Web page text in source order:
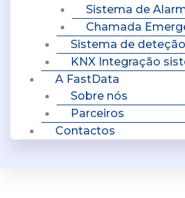
Sistema de
Chamada
Sistema de
KNX Integração
A FastData
Sobre nós
Parceiros
Contactos